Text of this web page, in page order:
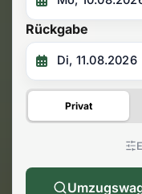
Rückgabe
Privat